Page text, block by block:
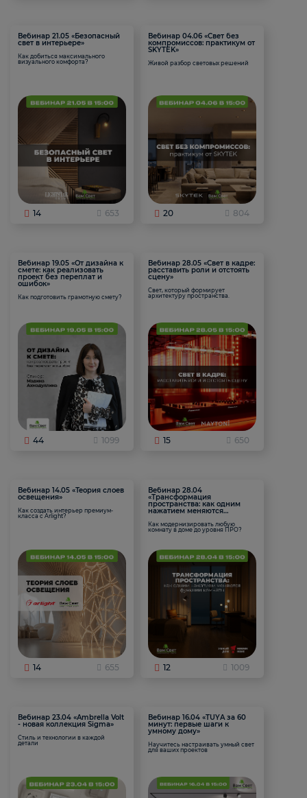
Вебинар 21.05 «Безопасный
свет в интерьере»
Как добиться максимального
визуального комфорта?
14 653
Вебинар 04.06 «Свет без
компромиссов: практикум от
SKYTEK»
Живой разбор световых решений
20 804
Вебинар 19.05 «От дизайна к
смете: как реализовать
проект без переплат и
ошибок»
Как подготовить грамотную смету?
44 1099
Вебинар 28.05 «Свет в кадре:
расставить роли и отстоять
сцену»
Свет, который формирует
архитектуру пространства.
15 650
Вебинар 14.05 «Теория слоев
освещения»
Как создать интерьер премиум-
класса с Arlight?
14 655
Вебинар 28.04
«Трансформация
пространства: как одним
нажатием меняются
Как модернизировать любую
комнату в доме до уровня ПРО?
12 1009
Вебинар 23.04 «Ambrella Volt
- новая коллекция Sigma»
Стиль и технологии в каждой
детали
Вебинар 16.04 «TUYA за 60
минут: первые шаги к
умному дому»
Научитесь настраивать умный свет
для ваших проектов